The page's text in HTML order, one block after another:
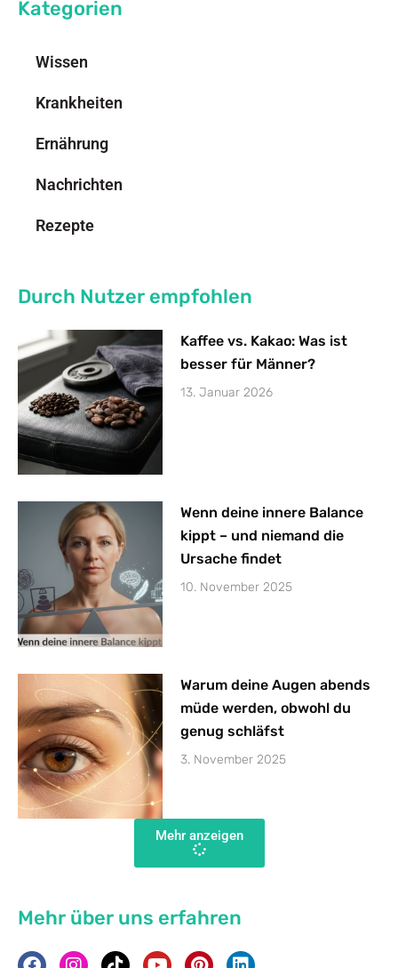
Kategorien
Wissen
Krankheiten
Ernährung
Nachrichten
Rezepte
Durch Nutzer empfohlen
Kaffee vs. Kakao: Was ist
besser für Männer?
13. Januar 2026
Wenn deine innere Balance
kippt – und niemand die
Ursache findet
10. November 2025
Warum deine Augen abends
müde werden, obwohl du
genug schläfst
3. November 2025
Mehr anzeigen
Mehr über uns erfahren